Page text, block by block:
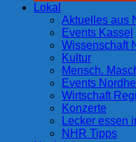
Lokal
Aktuelles aus
Events Kassel
Wissenschaft
Kultur
Mensch.
Events
Wirtschaft
Konzerte
Lecker essen
NHR Tipps